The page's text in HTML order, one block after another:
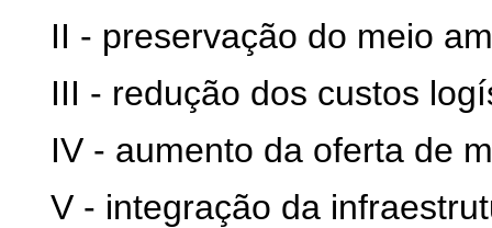
II - preservação do meio
III - redução dos custos
IV - aumento da oferta de
V - integração da